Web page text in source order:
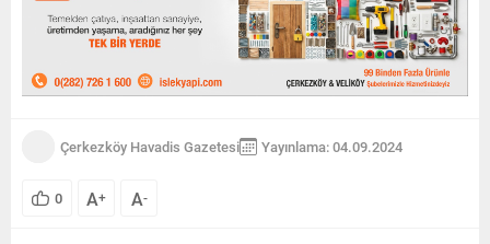
Çerkezköy Havadis Gazetesi Yayınlama: 04.09.2024
0 A+ A-